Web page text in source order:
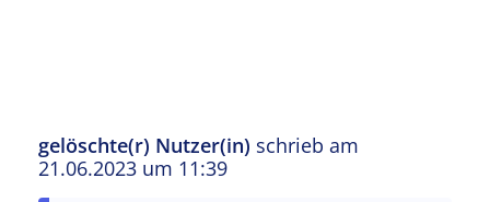
gelöschte(r) Nutzer(in) schrieb am
21.06.2023 um 11:39